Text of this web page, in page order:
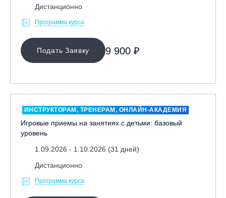
Дистанционно
Программа курса
Подать Заявку 9 900 ₽
ИНСТРУКТОРАМ, ТРЕНЕРАМ, ОНЛАЙН-АКАДЕМИЯ
Игровые приемы на занятиях с детьми: базовый
уровень
1.09.2026 - 1.10.2026 (31 дней)
Дистанционно
Программа курса